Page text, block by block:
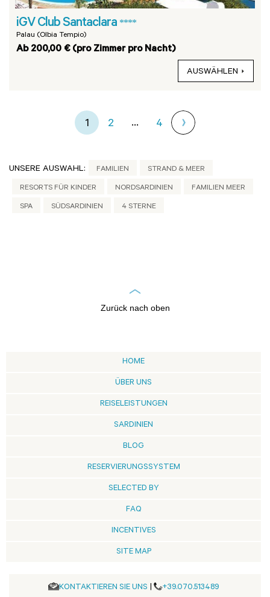
iGV Club Santaclara ****
Palau (Olbia Tempio)
Ab 200,00 € (pro Zimmer pro Nacht)
AUSWÄHLEN
1 2 ... 4
UNSERE AUSWAHL: FAMILIEN STRAND & MEER
RESORTS FÜR KINDER NORDSARDINIEN FAMILIEN MEER
SPA SÜDSARDINIEN 4 STERNE
Zurück nach oben
HOME
ÜBER UNS
REISELEISTUNGEN
SARDINIEN
BLOG
RESERVIERUNGSSYSTEM
SELECTED BY
FAQ
INCENTIVES
SITE MAP
KONTAKTIEREN SIE UNS | +39.070.513489